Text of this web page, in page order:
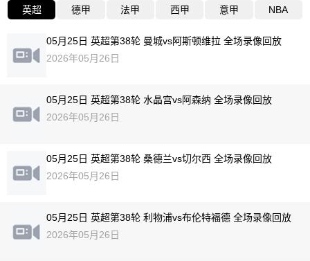
英超 德甲 法甲 西甲 意甲 NBA
05月25日 英超第38轮 曼城vs阿斯顿维拉 全场录像回放
2026年05月26日
05月25日 英超第38轮 水晶宫vs阿森纳 全场录像回放
2026年05月26日
05月25日 英超第38轮 桑德兰vs切尔西 全场录像回放
2026年05月26日
05月25日 英超第38轮 利物浦vs布伦特福德 全场录像回放
2026年05月26日